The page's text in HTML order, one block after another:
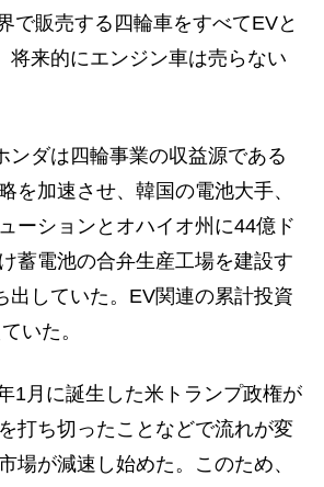
で販売する四輪車をすべてEVと
将来的にエンジン車は売らない
ダは四輪事業の収益源である
を加速させ、韓国の電池大手、
ーションとオハイオ州に44億ド
蓄電池の合弁生産工場を建設す
出していた。EV関連の累計投資
いた。
1月に誕生した米トランプ政権が
打ち切ったことなどで流れが変
場が減速し始めた。このため、